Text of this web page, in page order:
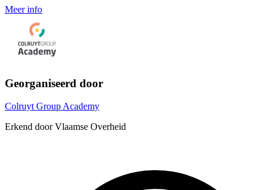
Meer info
Georganiseerd door
Colruyt Group Academy
Erkend door Vlaamse Overheid